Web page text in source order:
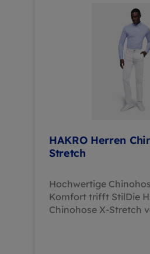
HAKRO Herren
Stretch
Hochwertige
Komfort trifft StilDie
Chinohose X-Stretch